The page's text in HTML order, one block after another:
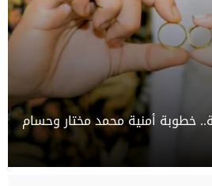
خطوبة أمنية محمد مختار وحسام